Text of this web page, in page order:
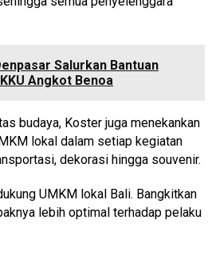
Salurkan Bantuan
Angkot Benoa
budaya, Koster juga menekankan
lokal dalam setiap kegiatan
dekorasi hingga souvenir.
UMKM lokal Bali. Bangkitkan
lebih optimal terhadap pelaku